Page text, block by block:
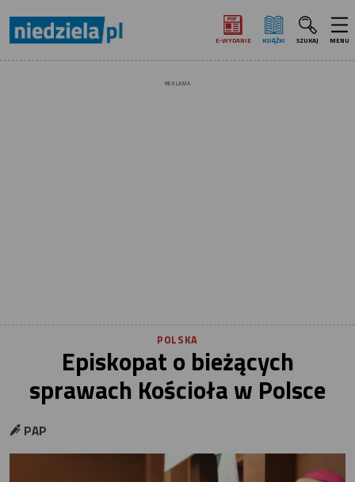
E‑WYDANIE KSIĄŻKI SZUKAJ MENU
REKLAMA
POLSKA
Episkopat o bieżących
sprawach Kościoła w Polsce
PAP